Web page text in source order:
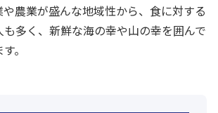
農業が盛んな地域性から、食に対する
も多く、新鮮な海の幸や山の幸を囲んで
。